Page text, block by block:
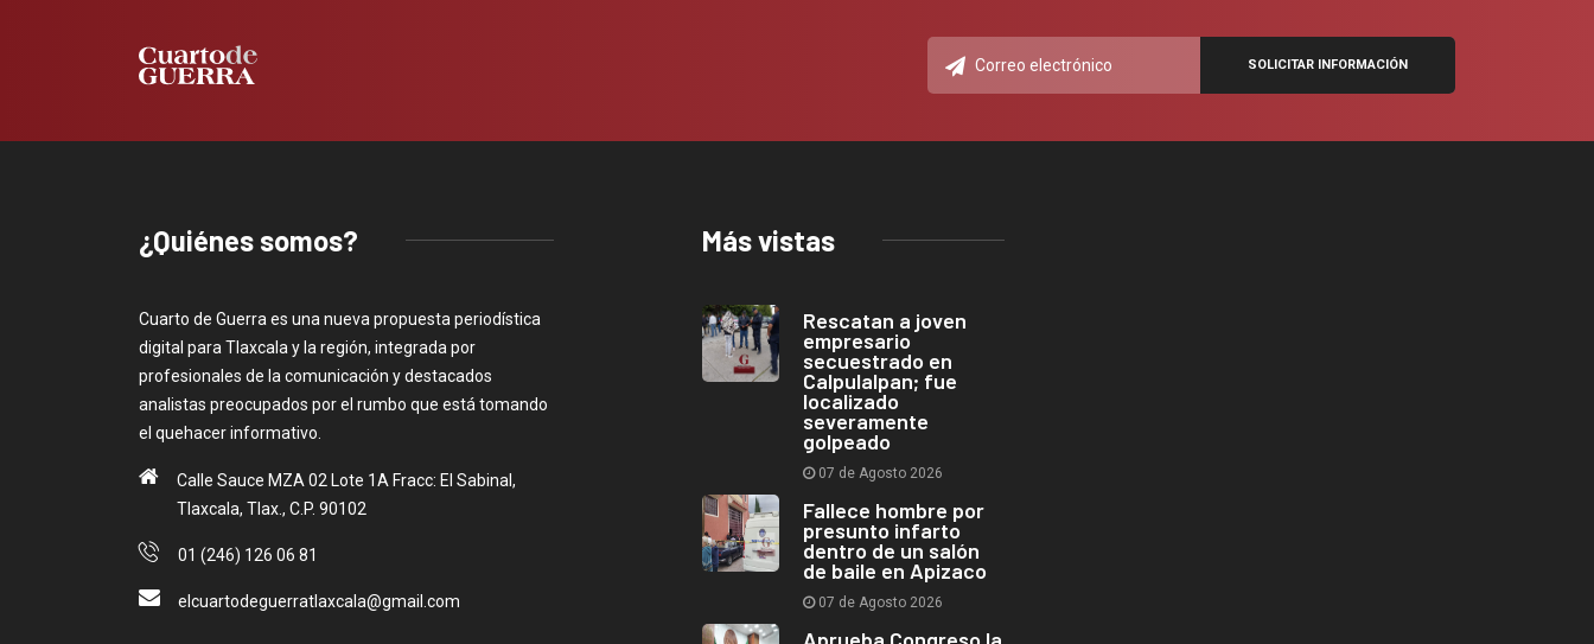
¿Quiénes somos?
Cuarto de Guerra es una nueva propuesta periodística
digital para Tlaxcala y la región, integrada por
profesionales de la comunicación y destacados
analistas preocupados por el rumbo que está tomando
el quehacer informativo.
Calle Sauce MZA 02 Lote 1A Fracc: El Sabinal,
Tlaxcala, Tlax., C.P. 90102
01 (246) 126 06 81
elcuartodeguerratlaxcala@gmail.com
Más vistas
Rescatan a joven
empresario
secuestrado en
Calpulalpan; fue
localizado
severamente
golpeado
07 de Agosto 2026
Fallece hombre por
presunto infarto
dentro de un salón
de baile en Apizaco
07 de Agosto 2026